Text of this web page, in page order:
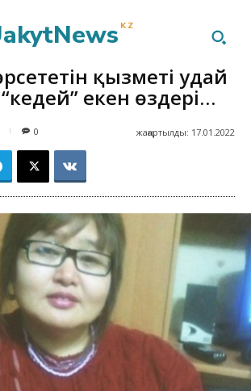
KZ
қызметі удай
екен өздері…
жаңартылды: 17.01.2022
0